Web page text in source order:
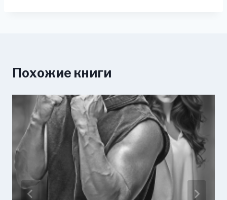
Похожие книги